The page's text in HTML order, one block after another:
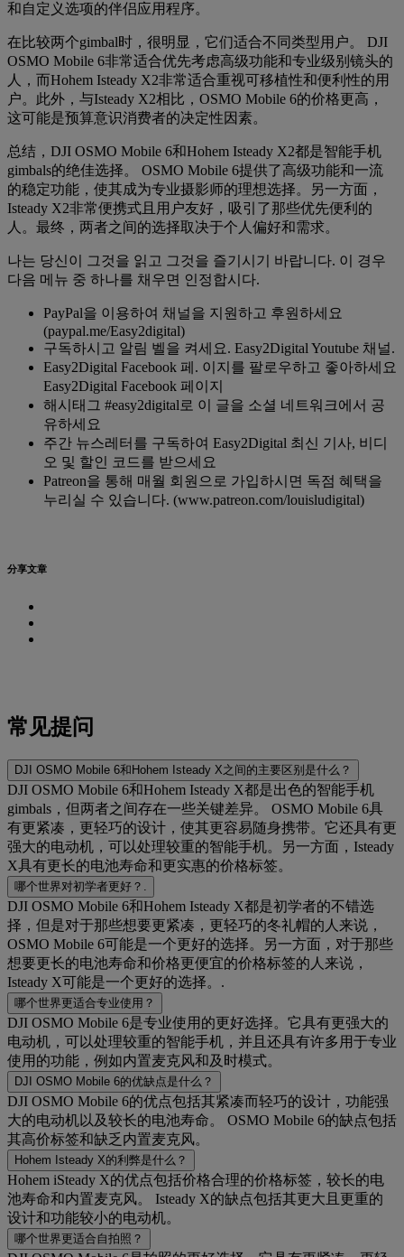
和自定义选项的伴侣应用程序。
在比较两个gimbal时，很明显，它们适合不同类型用户。 DJI
OSMO Mobile 6非常适合优先考虑高级功能和专业级别镜头的
人，而Hohem Isteady X2非常适合重视可移植性和便利性的用
户。此外，与Isteady X2相比，OSMO Mobile 6的价格更高，
这可能是预算意识消费者的决定性因素。
总结，DJI OSMO Mobile 6和Hohem Isteady X2都是智能手机
gimbals的绝佳选择。 OSMO Mobile 6提供了高级功能和一流
的稳定功能，使其成为专业摄影师的理想选择。另一方面，
Isteady X2非常便携式且用户友好，吸引了那些优先便利的
人。最终，两者之间的选择取决于个人偏好和需求。
나는 당신이 그것을 읽고 그것을 즐기시기 바랍니다. 이 경우
다음 메뉴 중 하나를 채우면 인정합시다.
PayPal을 이용하여 채널을 지원하고 후원하세요
(paypal.me/Easy2digital)
구독하시고 알림 벨을 켜세요. Easy2Digital Youtube 채널.
Easy2Digital Facebook 페. 이지를 팔로우하고 좋아하세요
Easy2Digital Facebook 페이지
해시태그 #easy2digital로 이 글을 소셜 네트워크에서 공
유하세요
주간 뉴스레터를 구독하여 Easy2Digital 최신 기사, 비디
오 및 할인 코드를 받으세요
Patreon을 통해 매월 회원으로 가입하시면 독점 혜택을
누리실 수 있습니다. (www.patreon.com/louisludigital)
分享文章
常见提问
DJI OSMO Mobile 6和Hohem Isteady X之间的主要区别是什么？
DJI OSMO Mobile 6和Hohem Isteady X都是出色的智能手机
gimbals，但两者之间存在一些关键差异。 OSMO Mobile 6具
有更紧凑，更轻巧的设计，使其更容易随身携带。它还具有更
强大的电动机，可以处理较重的智能手机。另一方面，Isteady
X具有更长的电池寿命和更实惠的价格标签。
哪个世界对初学者更好？.
DJI OSMO Mobile 6和Hohem Isteady X都是初学者的不错选
择，但是对于那些想要更紧凑，更轻巧的冬礼帽的人来说，
OSMO Mobile 6可能是一个更好的选择。另一方面，对于那些
想要更长的电池寿命和价格更便宜的价格标签的人来说，
Isteady X可能是一个更好的选择。.
哪个世界更适合专业使用？
DJI OSMO Mobile 6是专业使用的更好选择。它具有更强大的
电动机，可以处理较重的智能手机，并且还具有许多用于专业
使用的功能，例如内置麦克风和及时模式。
DJI OSMO Mobile 6的优缺点是什么？
DJI OSMO Mobile 6的优点包括其紧凑而轻巧的设计，功能强
大的电动机以及较长的电池寿命。 OSMO Mobile 6的缺点包括
其高价标签和缺乏内置麦克风。
Hohem Isteady X的利弊是什么？
Hohem iSteady X的优点包括价格合理的价格标签，较长的电
池寿命和内置麦克风。 Isteady X的缺点包括其更大且更重的
设计和功能较小的电动机。
哪个世界更适合自拍照？